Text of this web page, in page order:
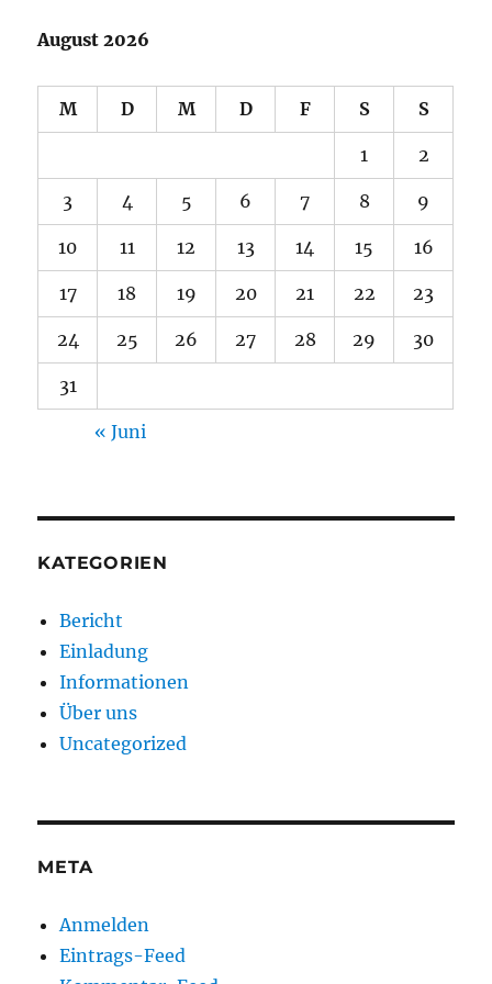
August 2026
M D M D F S S
1 2
3 4 5 6 7 8 9
10 11 12 13 14 15 16
17 18 19 20 21 22 23
24 25 26 27 28 29 30
31
« Juni
KATEGORIEN
Bericht
Einladung
Informationen
Über uns
Uncategorized
META
Anmelden
Eintrags-Feed